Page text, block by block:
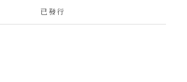
已發行